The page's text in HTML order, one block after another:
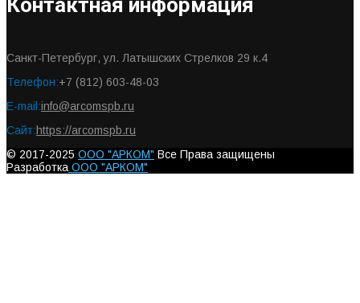
Санкт-Петербург, ул. Латышских Стрелков 29 к.4
Телефон:+7 (812) 603-48-03
E-mail:info@arcomspb.ru
Сайт:https://arcomspb.ru
© 2017-2025 ООО "АРКОМ" Все Права защищены
Разработка ООО "АРКОМ"